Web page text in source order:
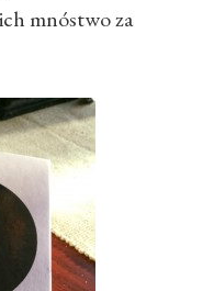
mnóstwo za